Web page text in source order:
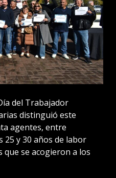
del Trabajador
distinguió este
agentes, entre
25 y 30 años de labor
que se acogieron a los